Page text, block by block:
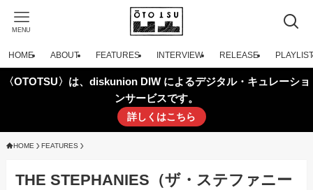
MENU
HOME ABOUT FEATURES INTERVIEW RELEASE PLAYLIST
〈OTOTSU〉は、diskunion DIW によるデジタル・キュレーショ
ンサービスです。
詳しくはこちら
HOME FEATURES
THE STEPHANIES（ザ・ステファニー